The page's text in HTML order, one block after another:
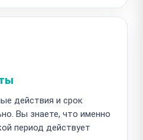
действия и срок
Вы знаете, что именно
период действует